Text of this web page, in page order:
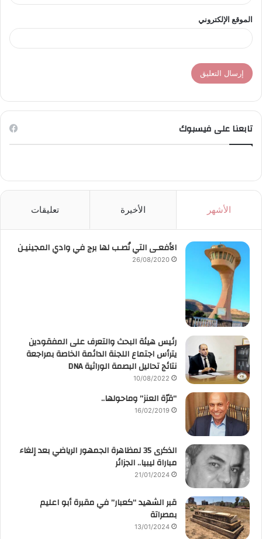
الموقع الإلكتروني
تابعنا على فيسبوك
الأشهر الأخيرة تعليقات
الأفعـى التي نُصـب لها برج في وادي المجينيـن
26/08/2020
رئيس هيئة البحث والتعرف على المفقودين
يترأس اجتماع اللجنة الدائمة الخاصة بمراجعة
نتائج تحاليل البصمة الوراثية DNA
10/08/2022
“قرّة العنز” وماحولها..
16/02/2019
الذكرى 35 لمظاهرة الجمهور الرياضي بعد إلغاء
مباراة ليبيا.. الجزائر
21/01/2024
قبر الشهيد “كعبار” في مقبرة أبو اعليم
بمصراتة
13/01/2024